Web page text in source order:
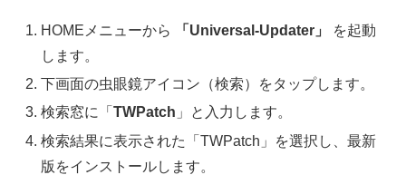
HOMEメニューから 「Universal-Updater」
を起動
します。
下画面の虫眼鏡アイコン（検索）をタップします。
検索窓に「TWPatch 」と入力します。
検索結果に表示された「TWPatch」を選択し、最新
版をインストールします。